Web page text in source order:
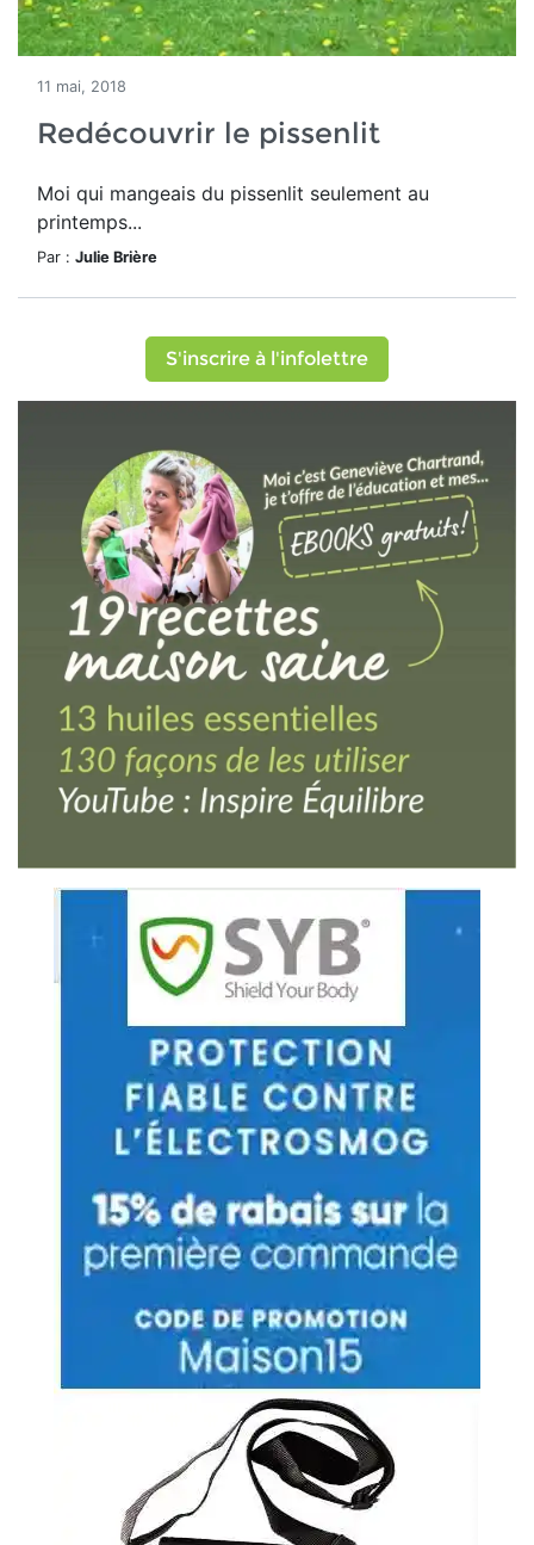
11 mai, 2018
Redécouvrir le pissenlit
Moi qui mangeais du pissenlit seulement au
printemps...
Par : Julie Brière
S'inscrire à l'infolettre